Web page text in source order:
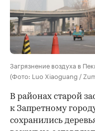
Загрязнение воздуха в
(Фото: Luo Xiaoguang /
В районах старой
к Запретному
сохранились